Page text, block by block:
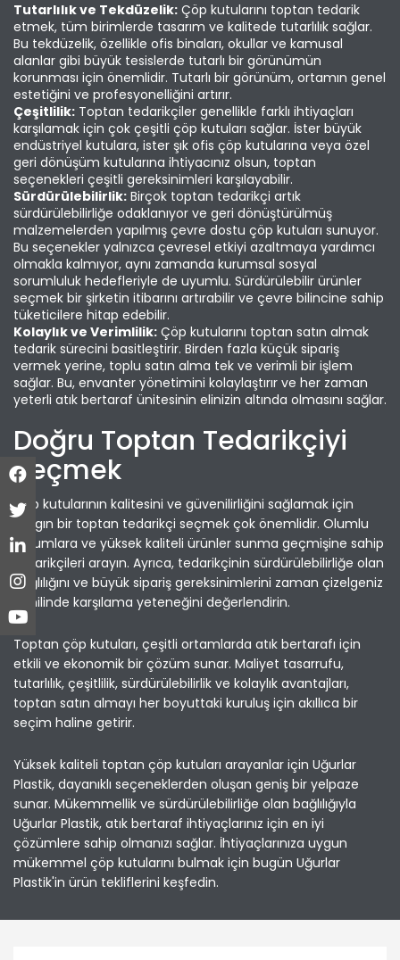
Tutarlılık ve Tekdüzelik: Çöp kutularını toptan tedarik
etmek, tüm birimlerde tasarım ve kalitede tutarlılık sağlar.
Bu tekdüzelik, özellikle ofis binaları, okullar ve kamusal
alanlar gibi büyük tesislerde tutarlı bir görünümün
korunması için önemlidir. Tutarlı bir görünüm, ortamın genel
estetiğini ve profesyonelliğini artırır.
Çeşitlilik: Toptan tedarikçiler genellikle farklı ihtiyaçları
karşılamak için çok çeşitli çöp kutuları sağlar. İster büyük
endüstriyel kutulara, ister şık ofis çöp kutularına veya özel
geri dönüşüm kutularına ihtiyacınız olsun, toptan
seçenekleri çeşitli gereksinimleri karşılayabilir.
Sürdürülebilirlik: Birçok toptan tedarikçi artık
sürdürülebilirliğe odaklanıyor ve geri dönüştürülmüş
malzemelerden yapılmış çevre dostu çöp kutuları sunuyor.
Bu seçenekler yalnızca çevresel etkiyi azaltmaya yardımcı
olmakla kalmıyor, aynı zamanda kurumsal sosyal
sorumluluk hedefleriyle de uyumlu. Sürdürülebilir ürünler
seçmek bir şirketin itibarını artırabilir ve çevre bilincine sahip
tüketicilere hitap edebilir.
Kolaylık ve Verimlilik: Çöp kutularını toptan satın almak
tedarik sürecini basitleştirir. Birden fazla küçük sipariş
vermek yerine, toplu satın alma tek ve verimli bir işlem
sağlar. Bu, envanter yönetimini kolaylaştırır ve her zaman
yeterli atık bertaraf ünitesinin elinizin altında olmasını sağlar.
Doğru Toptan Tedarikçiyi
Seçmek
Çöp kutularının kalitesini ve güvenilirliğini sağlamak için
saygın bir toptan tedarikçi seçmek çok önemlidir. Olumlu
yorumlara ve yüksek kaliteli ürünler sunma geçmişine sahip
tedarikçileri arayın. Ayrıca, tedarikçinin sürdürülebilirliğe olan
bağlılığını ve büyük sipariş gereksinimlerini zaman çizelgeniz
dahilinde karşılama yeteneğini değerlendirin.
Toptan çöp kutuları, çeşitli ortamlarda atık bertarafı için
etkili ve ekonomik bir çözüm sunar. Maliyet tasarrufu,
tutarlılık, çeşitlilik, sürdürülebilirlik ve kolaylık avantajları,
toptan satın almayı her boyuttaki kuruluş için akıllıca bir
seçim haline getirir.
Yüksek kaliteli toptan çöp kutuları arayanlar için Uğurlar
Plastik, dayanıklı seçeneklerden oluşan geniş bir yelpaze
sunar. Mükemmellik ve sürdürülebilirliğe olan bağlılığıyla
Uğurlar Plastik, atık bertaraf ihtiyaçlarınız için en iyi
çözümlere sahip olmanızı sağlar. İhtiyaçlarınıza uygun
mükemmel çöp kutularını bulmak için bugün Uğurlar
Plastik'in ürün tekliflerini keşfedin.